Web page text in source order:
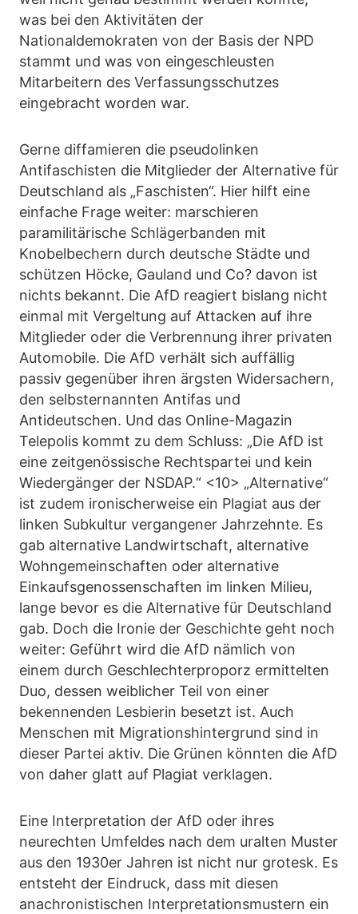
was bei den Aktivitäten der
Nationaldemokraten von der Basis der NPD
stammt und was von eingeschleusten
Mitarbeitern des Verfassungsschutzes
eingebracht worden war.
Gerne diffamieren die pseudolinken
Antifaschisten die Mitglieder der Alternative für
Deutschland als „Faschisten“. Hier hilft eine
einfache Frage weiter: marschieren
paramilitärische Schlägerbanden mit
Knobelbechern durch deutsche Städte und
schützen Höcke, Gauland und Co? davon ist
nichts bekannt. Die AfD reagiert bislang nicht
einmal mit Vergeltung auf Attacken auf ihre
Mitglieder oder die Verbrennung ihrer privaten
Automobile. Die AfD verhält sich auffällig
passiv gegenüber ihren ärgsten Widersachern,
den selbsternannten Antifas und
Antideutschen. Und das Online-Magazin
Telepolis kommt zu dem Schluss: „Die AfD ist
eine zeitgenössische Rechtspartei und kein
Wiedergänger der NSDAP.“ <10> „Alternative“
ist zudem ironischerweise ein Plagiat aus der
linken Subkultur vergangener Jahrzehnte. Es
gab alternative Landwirtschaft, alternative
Wohngemeinschaften oder alternative
Einkaufsgenossenschaften im linken Milieu,
lange bevor es die Alternative für Deutschland
gab. Doch die Ironie der Geschichte geht noch
weiter: Geführt wird die AfD nämlich von
einem durch Geschlechterproporz ermittelten
Duo, dessen weiblicher Teil von einer
bekennenden Lesbierin besetzt ist. Auch
Menschen mit Migrationshintergrund sind in
dieser Partei aktiv. Die Grünen könnten die AfD
von daher glatt auf Plagiat verklagen.
Eine Interpretation der AfD oder ihres
neurechten Umfeldes nach dem uralten Muster
aus den 1930er Jahren ist nicht nur grotesk. Es
entsteht der Eindruck, dass mit diesen
anachronistischen Interpretationsmustern ein